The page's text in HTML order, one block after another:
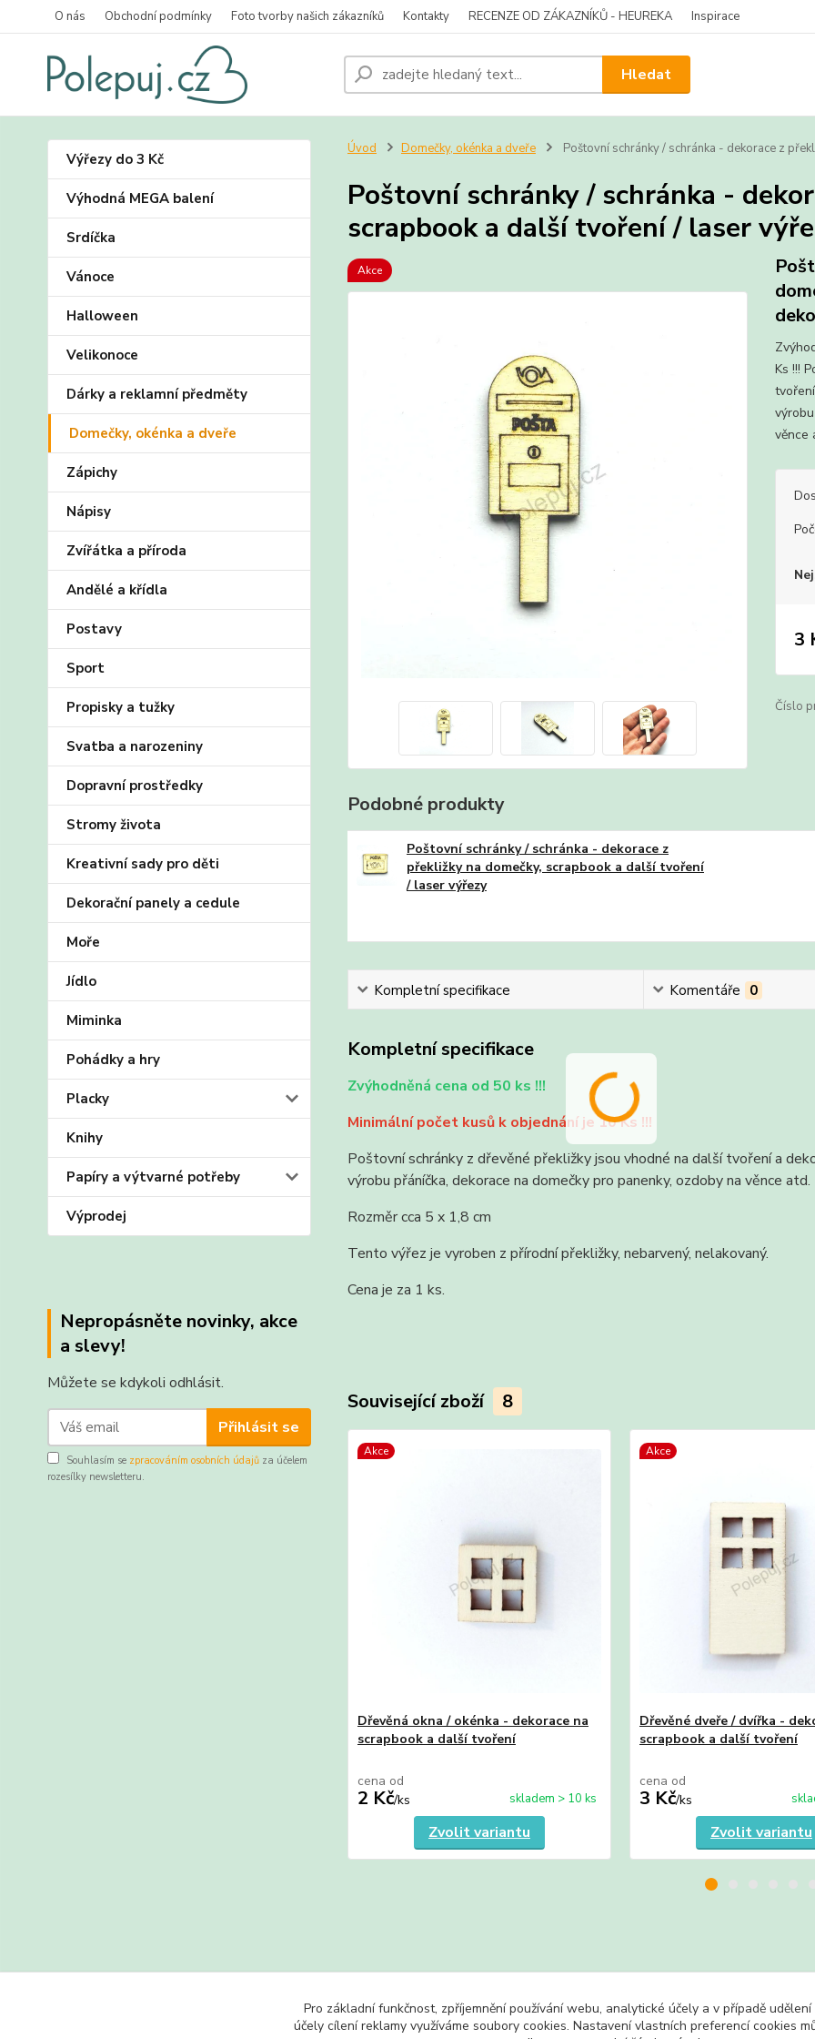
O nás Obchodní podmínky Foto tvorby našich zákazníků Kontakty RECENZE OD ZÁKAZNÍKŮ - HEUREKA Inspirace
Hledat
Výřezy do 3 Kč
Výhodná MEGA balení
Srdíčka
Vánoce
Halloween
Velikonoce
Dárky a reklamní předměty
Domečky, okénka a dveře
Zápichy
Nápisy
Zvířátka a příroda
Andělé a křídla
Postavy
Sport
Propisky a tužky
Svatba a narozeniny
Dopravní prostředky
Stromy života
Kreativní sady pro děti
Dekorační panely a cedule
Moře
Jídlo
Miminka
Pohádky a hry
Placky
Knihy
Papíry a výtvarné potřeby
Výprodej
Nepropásněte novinky, akce
a slevy!
Můžete se kdykoli odhlásit.
Přihlásit se
Souhlasím se zpracováním osobních údajů za účelem
rozesílky newsletteru.
Úvod Domečky, okénka a dveře Poštovní schránky / schránka - dekorace z
Poštovní schránky / schránka -
scrapbook a další tvoření / laser
Akce
Ks !!!
věnce
3
Číslo
Podobné produkty
Poštovní schránky / schránka - dekorace z
překližky na domečky, scrapbook a další tvoření
/ laser výřezy
Kompletní specifikace Komentáře 0
Kompletní specifikace
Zvýhodněná cena od 50 ks !!!
Minimální počet kusů k objednání je 10 Ks !!!
Poštovní schránky z dřevěné překližky jsou vhodné na další tvoření a
výrobu přáníčka, dekorace na domečky pro panenky, ozdoby na věnce atd.
Rozměr cca 5 x 1,8 cm
Tento výřez je vyroben z přírodní překližky, nebarvený, nelakovaný.
Cena je za 1 ks.
Související zboží 8
Akce
Dřevěná okna / okénka - dekorace na
scrapbook a další tvoření
cena od
2 Kč/ks skladem > 10 ks
Zvolit variantu
Akce
Dřevěné dveře / dvířka -
scrapbook a další tvoření
cena od
3 Kč/ks
Zvolit variantu
Výřezy do 3 Kč Domečky, okénka a dveře
Pro základní funkčnost, zpříjemnění používání webu, analytické účely a v případě
účely cílení reklamy využíváme soubory cookies. Nastavení vlastních preferencí cookies